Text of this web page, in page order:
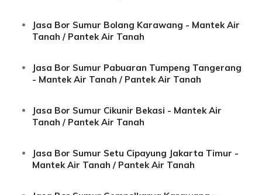
Jasa Bor Sumur Bolang Karawang - Mantek Air
Tanah / Pantek Air Tanah
Jasa Bor Sumur Pabuaran Tumpeng Tangerang
- Mantek Air Tanah / Pantek Air Tanah
Jasa Bor Sumur Cikunir Bekasi - Mantek Air
Tanah / Pantek Air Tanah
Jasa Bor Sumur Setu Cipayung Jakarta Timur -
Mantek Air Tanah / Pantek Air Tanah